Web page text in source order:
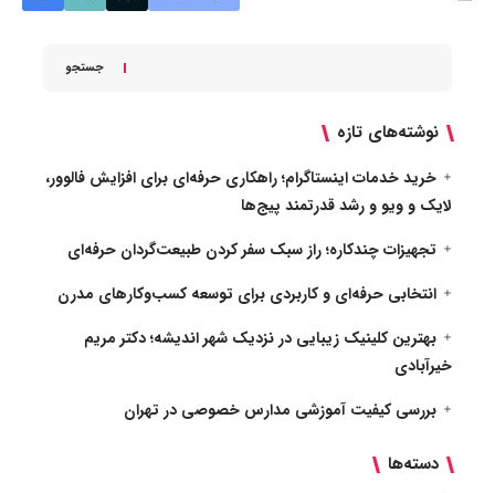
جستجو
نوشته‌های تازه
خرید خدمات اینستاگرام؛ راهکاری حرفه‌ای برای افزایش فالوور،
لایک و ویو و رشد قدرتمند پیج‌ها
تجهیزات چندکاره؛ راز سبک سفر کردن طبیعت‌گردان حرفه‌ای
انتخابی حرفه‌ای و کاربردی برای توسعه کسب‌وکارهای مدرن
بهترین کلینیک زیبایی در نزدیک شهر اندیشه؛ دکتر مریم
خیرآبادی
بررسی کیفیت آموزشی مدارس خصوصی در تهران
دسته‌ها